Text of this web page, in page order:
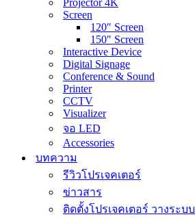
Screen
120″ Screen
150″ Screen
Interactive Device
Digital Signage
Conference & Sound
Printer
CCTV
Visualizer
จอ LED
Accessories
บทความ
รีวิวโปรเจคเตอร์
ข่าวสาร
ติดตั้งโปรเจคเตอร์ วางระบบ